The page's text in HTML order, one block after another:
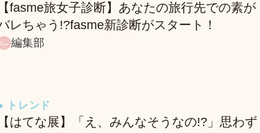
fasme旅女子診断】あなたの旅行先での素が
レちゃう!?fasme新診断がスタート！
編集部
トレンド
【はてな展】「え、みんなそうなの!?」思わず